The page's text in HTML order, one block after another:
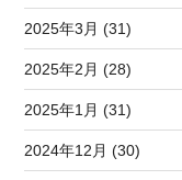
2025年3月 (31)
2025年2月 (28)
2025年1月 (31)
2024年12月 (30)